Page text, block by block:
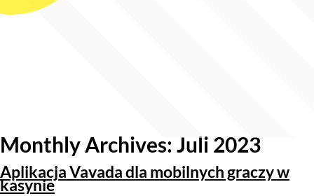
Monthly Archives: Juli 2023
Aplikacja Vavada dla mobilnych graczy w
kasynie